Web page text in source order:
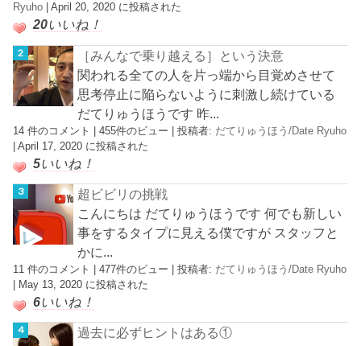
Ryuho |April 20, 2020 に投稿された
20いいね！
［みんなで乗り越える］という決意
関われる全ての人を片っ端から目覚めさせて
思考停止に陥らないように刺激し続けている
だてりゅうほうです 昨...
14 件のコメント |455件のビュー |投稿者: だてりゅうほう/Date Ryuho
|April 17, 2020 に投稿された
5いいね！
超ビビリの挑戦
こんにちは だてりゅうほうです 何でも新しい
事をするタイプに見える僕ですが スタッフと
かに...
11 件のコメント |477件のビュー |投稿者: だてりゅうほう/Date Ryuho
May 13, 2020 に投稿された
6いいね！
過去に必ずヒントはある①